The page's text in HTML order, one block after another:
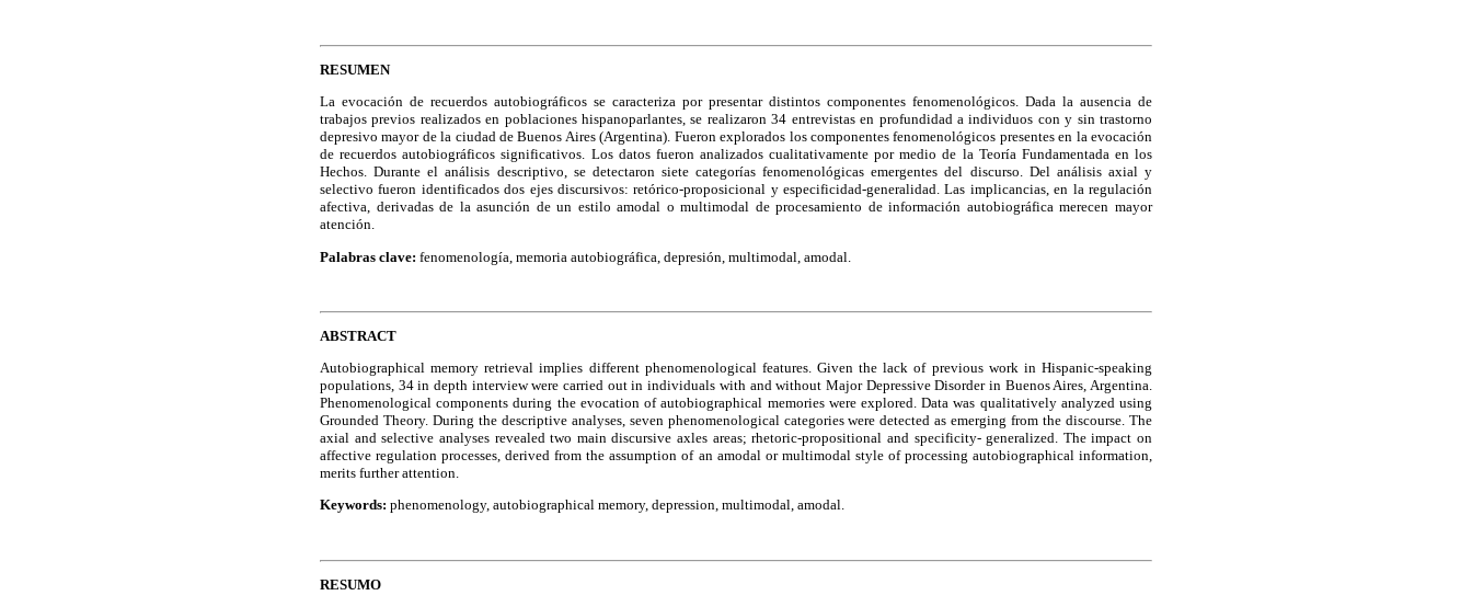
RESUMEN
La evocación de recuerdos autobiográficos se caracteriza por presentar distintos componentes fenomenológicos. Dada la ausencia de
trabajos previos realizados en poblaciones hispanoparlantes, se realizaron 34 entrevistas en profundidad a individuos con y sin trastorno
depresivo mayor de la ciudad de Buenos Aires (Argentina). Fueron explorados los componentes fenomenológicos presentes en la evocación
de recuerdos autobiográficos significativos. Los datos fueron analizados cualitativamente por medio de la Teoría Fundamentada en los
Hechos. Durante el análisis descriptivo, se detectaron siete categorías fenomenológicas emergentes del discurso. Del análisis axial y
selectivo fueron identificados dos ejes discursivos: retórico-proposicional y especificidad-generalidad. Las implicancias, en la regulación
afectiva, derivadas de la asunción de un estilo amodal o multimodal de procesamiento de información autobiográfica merecen mayor
atención.
Palabras clave: fenomenología, memoria autobiográfica, depresión, multimodal, amodal.
ABSTRACT
Autobiographical memory retrieval implies different phenomenological features. Given the lack of previous work in Hispanic-speaking
populations, 34 in depth interview were carried out in individuals with and without Major Depressive Disorder in Buenos Aires, Argentina.
Phenomenological components during the evocation of autobiographical memories were explored. Data was qualitatively analyzed using
Grounded Theory. During the descriptive analyses, seven phenomenological categories were detected as emerging from the discourse. The
axial and selective analyses revealed two main discursive axles areas; rhetoric-propositional and specificity- generalized. The impact on
affective regulation processes, derived from the assumption of an amodal or multimodal style of processing autobiographical information,
merits further attention.
Keywords: phenomenology, autobiographical memory, depression, multimodal, amodal.
RESUMO